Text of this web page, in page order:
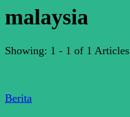
malaysia
Showing: 1 - 1 of 1 Articles
Berita